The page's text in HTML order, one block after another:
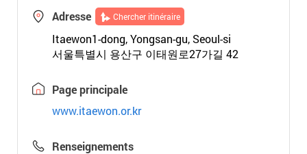
Adresse Chercher itinéraire
Itaewon1-dong, Yongsan-gu, Seoul-si
서울특별시 용산구 이태원로27가길 42
Page principale
www.itaewon.or.kr
Renseignements